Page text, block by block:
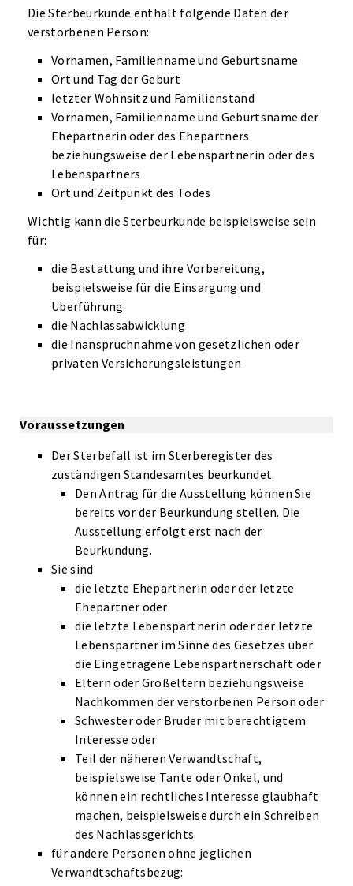
Die Sterbeurkunde enthält folgende Daten der
verstorbenen Person:
Vornamen, Familienname und Geburtsname
Ort und Tag der Geburt
letzter Wohnsitz und Familienstand
Vornamen, Familienname und Geburtsname der
Ehepartnerin oder des Ehepartners
beziehungsweise der Lebenspartnerin oder des
Lebenspartners
Ort und Zeitpunkt des Todes
Wichtig kann die Sterbeurkunde beispielsweise sein
für:
die Bestattung und ihre Vorbereitung,
beispielsweise für die Einsargung und
Überführung
die Nachlassabwicklung
die Inanspruchnahme von gesetzlichen oder
privaten Versicherungsleistungen
Voraussetzungen
Der Sterbefall ist im Sterberegister des
zuständigen Standesamtes beurkundet.
Den Antrag für die Ausstellung können Sie
bereits vor der Beurkundung stellen. Die
Ausstellung erfolgt erst nach der
Beurkundung.
Sie sind
die letzte Ehepartnerin oder der letzte
Ehepartner oder
die letzte Lebenspartnerin oder der letzte
Lebenspartner im Sinne des Gesetzes über
die Eingetragene Lebenspartnerschaft oder
Eltern oder Großeltern beziehungsweise
Nachkommen der verstorbenen Person oder
Schwester oder Bruder mit berechtigtem
Interesse oder
Teil der näheren Verwandtschaft,
beispielsweise Tante oder Onkel, und
können ein rechtliches Interesse glaubhaft
machen, beispielsweise durch ein Schreiben
des Nachlassgerichts.
für andere Personen ohne jeglichen
Verwandtschaftsbezug: